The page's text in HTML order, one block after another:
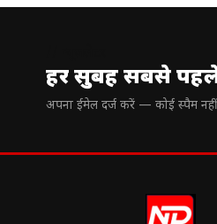
हर सुबह सबसे
अपना ईमेल दर्ज करें — कोई स्पैम